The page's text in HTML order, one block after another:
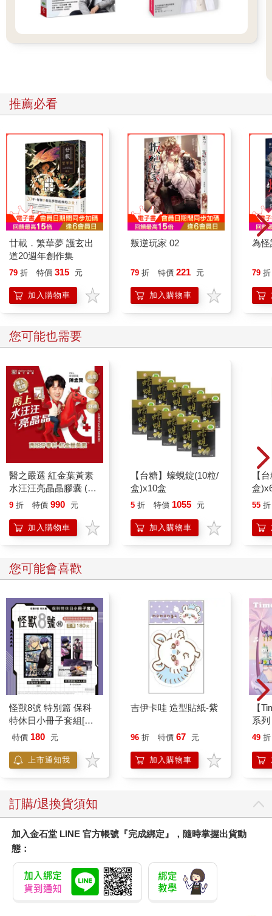
推薦必看
廿載．繁華夢 護玄出
道20週年創作集
79 折 特價 315 元
加入購物車
叛逆玩家 02
79 折 特價 221 元
加入購物車
為怪
79 折
您可能也需要
醫之嚴選 紅金葉黃素
水汪汪亮晶晶膠囊 (30
顆/袋)
9 折 特價 990 元
加入購物車
【台糖】蠔蜆錠(10粒/
盒)x10盒
5 折 特價 1055 元
加入購物車
【
盒
55 折
您可能會喜歡
怪獸8號 特別篇 保科
特休日小冊子套組[限
加購]
特價 180 元
上市通知我
吉伊卡哇 造型貼紙-紫
96 折 特價 67 元
加入購物車
【
系
禮物
49 折
訂購/退換貨須知
加入金石堂 LINE 官方帳號『完成綁定』，隨時掌握出貨動
態：